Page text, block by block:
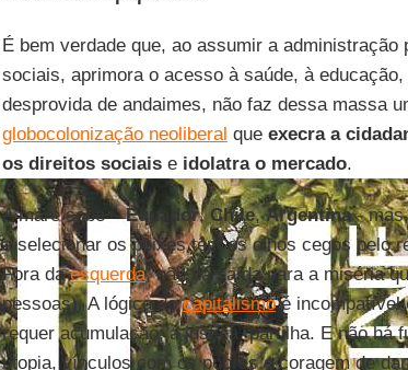
É bem verdade que, ao assumir a
sociais, aprimora o acesso à saúde, à
desprovida de andaimes, não faz dessa massa
globocolonização neoliberal que execra a
os direitos sociaise idolatra o mercado.
A maré sobe –Equador, Chile,Argentina- mas,
a selecionar os peixes têm os olhos cegos pelo
Fora daesquerda, não há saída para a miséria
pessoas). A lógica docapitalismoé incompatível
requer acumulação; a justiça, partilha. E não há
utopia, vínculos com os pobres e coragem de